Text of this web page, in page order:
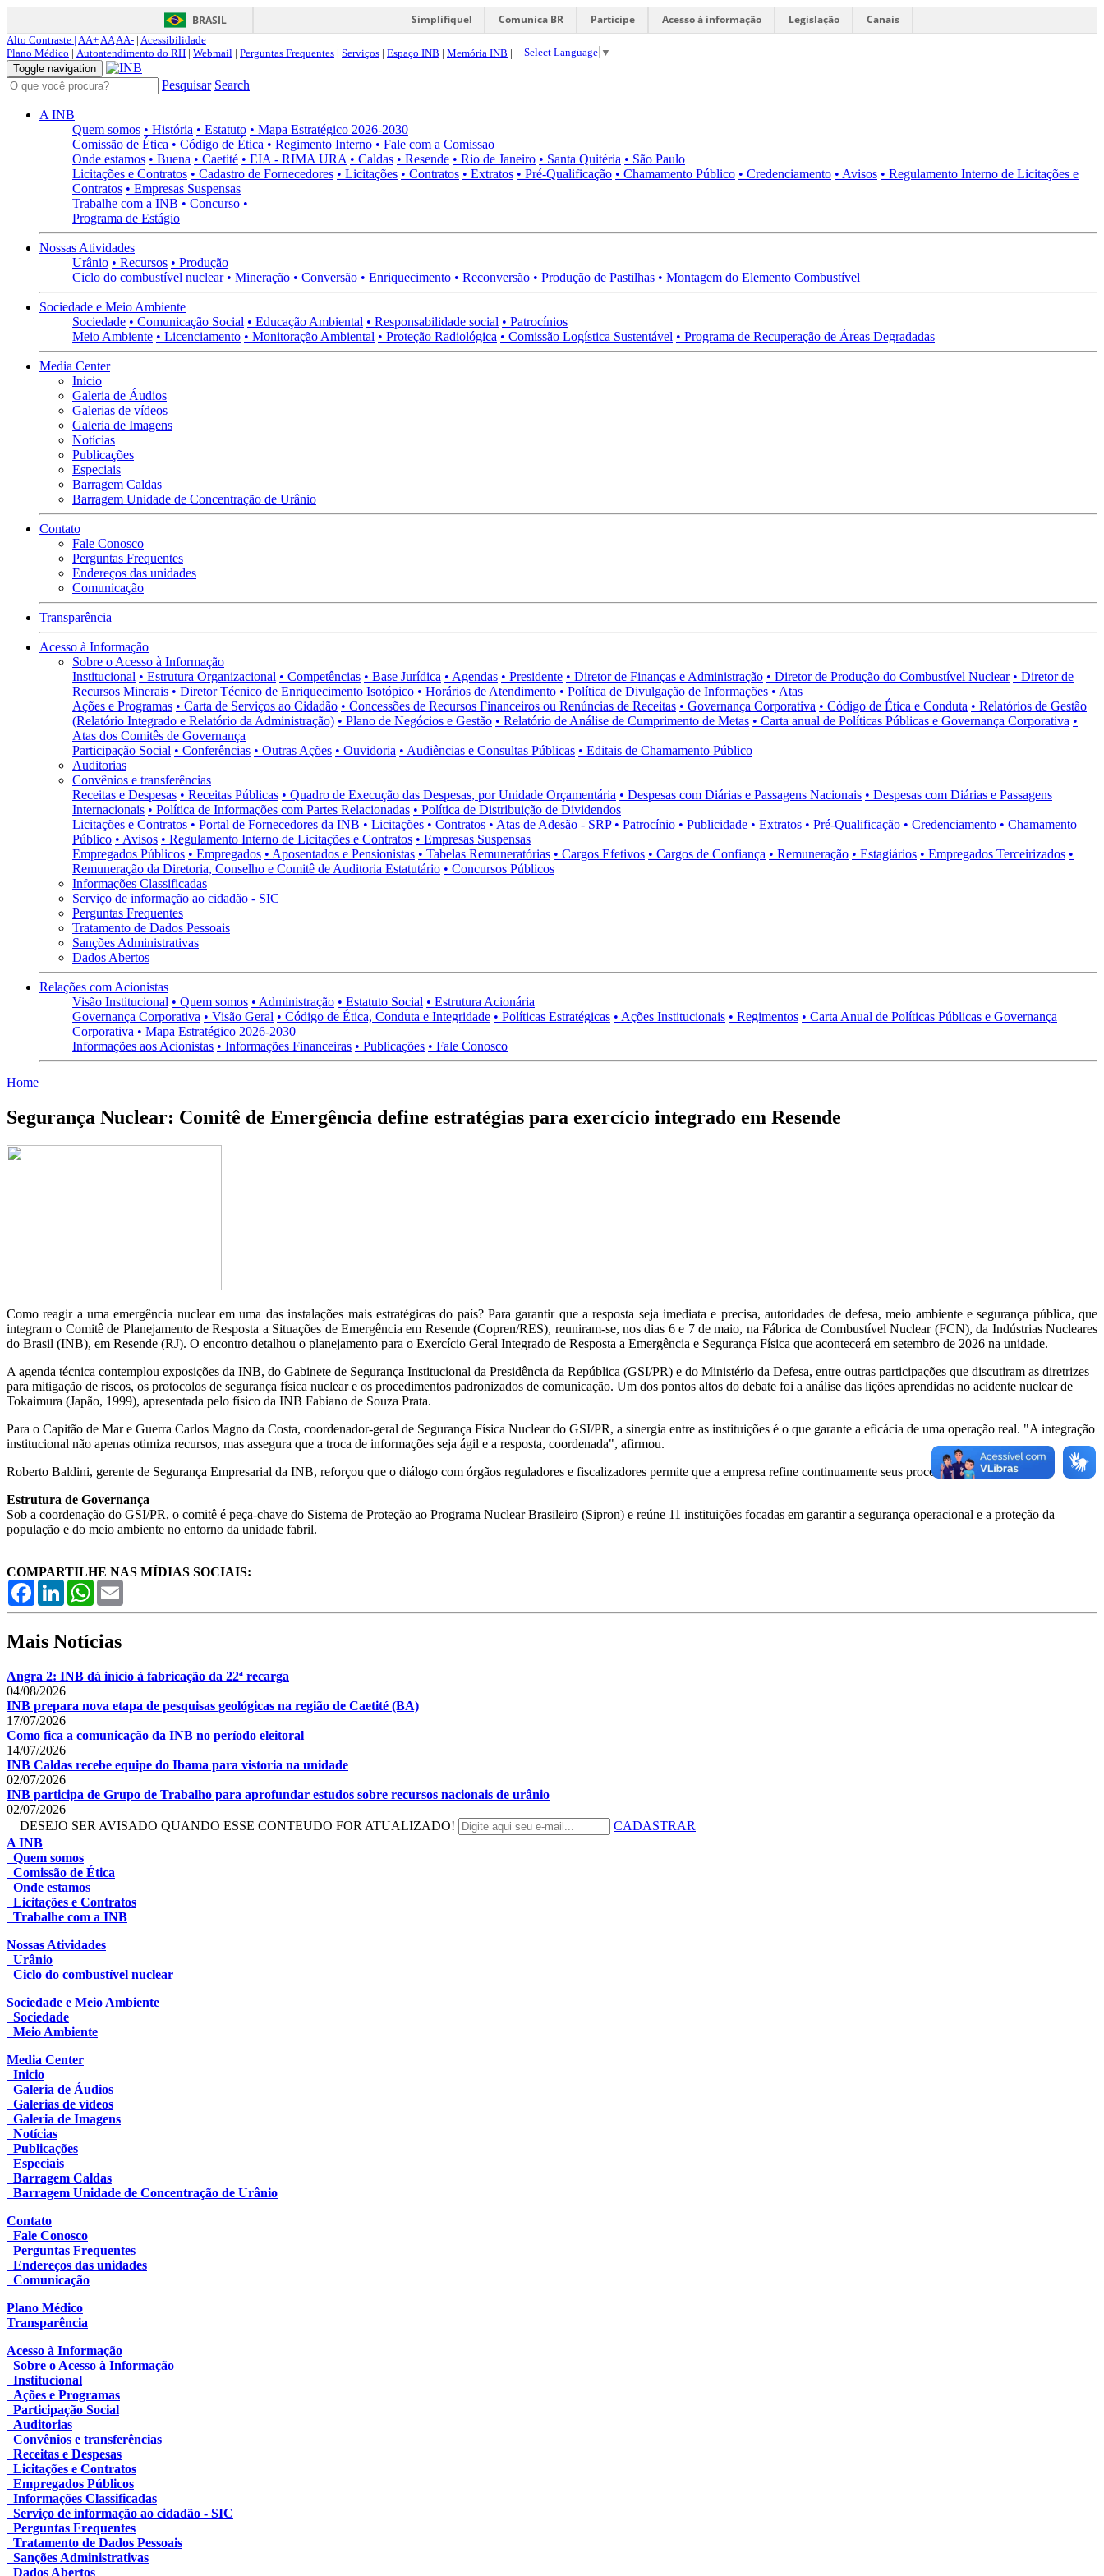
BRASIL Simplifique! Comunica BR Participe Acesso à informação Legislação Canais
Alto Contraste | AA+AAAA- | Acessibilidade
Plano Médico | Autoatendimento do RH | Webmail | Perguntas Frequentes | Serviços | Espaço INB | Memória INB | Select Language ▼
Toggle navigation
Pesquisar Search
A INB
Quem somos • História • Estatuto • Mapa Estratégico 2026-2030
Comissão de Ética • Código de Ética • Regimento Interno • Fale com a Comissao
Onde estamos • Buena • Caetité • EIA - RIMA URA • Caldas • Resende • Rio de Janeiro • Santa Quitéria • São Paulo
Licitações e Contratos • Cadastro de Fornecedores • Licitações • Contratos • Extratos • Pré-Qualificação • Chamamento Público • Credenciamento • Avisos • Regulamento Interno de Licitações e
Contratos • Empresas Suspensas
Trabalhe com a INB • Concurso •
Programa de Estágio
Nossas Atividades
Urânio • Recursos • Produção
Ciclo do combustível nuclear • Mineração • Conversão • Enriquecimento • Reconversão • Produção de Pastilhas • Montagem do Elemento Combustível
Sociedade e Meio Ambiente
Sociedade • Comunicação Social • Educação Ambiental • Responsabilidade social • Patrocínios
Meio Ambiente • Licenciamento • Monitoração Ambiental • Proteção Radiológica • Comissão Logística Sustentável • Programa de Recuperação de Áreas Degradadas
Media Center
Inicio
Galeria de Áudios
Galerias de vídeos
Galeria de Imagens
Notícias
Publicações
Especiais
Barragem Caldas
Barragem Unidade de Concentração de Urânio
Contato
Fale Conosco
Perguntas Frequentes
Endereços das unidades
Comunicação
Transparência
Acesso à Informação
Sobre o Acesso à Informação
Institucional • Estrutura Organizacional • Competências • Base Jurídica • Agendas • Presidente • Diretor de Finanças e Administração • Diretor de Produção do Combustível Nuclear • Diretor de
Recursos Minerais • Diretor Técnico de Enriquecimento Isotópico • Horários de Atendimento • Política de Divulgação de Informações • Atas
Ações e Programas • Carta de Serviços ao Cidadão • Concessões de Recursos Financeiros ou Renúncias de Receitas • Governança Corporativa • Código de Ética e Conduta • Relatórios de Gestão
(Relatório Integrado e Relatório da Administração) • Plano de Negócios e Gestão • Relatório de Análise de Cumprimento de Metas • Carta anual de Políticas Públicas e Governança Corporativa •
Atas dos Comitês de Governança
Participação Social • Conferências • Outras Ações • Ouvidoria • Audiências e Consultas Públicas • Editais de Chamamento Público
Auditorias
Convênios e transferências
Receitas e Despesas • Receitas Públicas • Quadro de Execução das Despesas, por Unidade Orçamentária • Despesas com Diárias e Passagens Nacionais • Despesas com Diárias e Passagens
Internacionais • Política de Informações com Partes Relacionadas • Política de Distribuição de Dividendos
Licitações e Contratos • Portal de Fornecedores da INB • Licitações • Contratos • Atas de Adesão - SRP • Patrocínio • Publicidade • Extratos • Pré-Qualificação • Credenciamento • Chamamento
Público • Avisos • Regulamento Interno de Licitações e Contratos • Empresas Suspensas
Empregados Públicos • Empregados • Aposentados e Pensionistas • Tabelas Remuneratórias • Cargos Efetivos • Cargos de Confiança • Remuneração • Estagiários • Empregados Terceirizados •
Remuneração da Diretoria, Conselho e Comitê de Auditoria Estatutário • Concursos Públicos
Informações Classificadas
Serviço de informação ao cidadão - SIC
Perguntas Frequentes
Tratamento de Dados Pessoais
Sanções Administrativas
Dados Abertos
Relações com Acionistas
Visão Institucional • Quem somos • Administração • Estatuto Social • Estrutura Acionária
Governança Corporativa • Visão Geral • Código de Ética, Conduta e Integridade • Políticas Estratégicas • Ações Institucionais • Regimentos • Carta Anual de Políticas Públicas e Governança
Corporativa • Mapa Estratégico 2026-2030
Informações aos Acionistas • Informações Financeiras • Publicações • Fale Conosco
Home
Segurança Nuclear: Comitê de Emergência define estratégias para exercício integrado em Resende
Como reagir a uma emergência nuclear em uma das instalações mais estratégicas do país? Para garantir que a resposta seja imediata e precisa, autoridades de defesa, meio ambiente e segurança pública, que
integram o Comitê de Planejamento de Resposta a Situações de Emergência em Resende (Copren/RES), reuniram-se, nos dias 6 e 7 de maio, na Fábrica de Combustível Nuclear (FCN), da Indústrias Nucleares
do Brasil (INB), em Resende (RJ). O encontro detalhou o planejamento para o Exercício Geral Integrado de Resposta a Emergência e Segurança Física que acontecerá em setembro de 2026 na unidade.
A agenda técnica contemplou exposições da INB, do Gabinete de Segurança Institucional da Presidência da República (GSI/PR) e do Ministério da Defesa, entre outras participações que discutiram as diretrizes
para mitigação de riscos, os protocolos de segurança física nuclear e os procedimentos padronizados de comunicação. Um dos pontos altos do debate foi a análise das lições aprendidas no acidente nuclear de
Tokaimura (Japão, 1999), apresentada pelo físico da INB Fabiano de Souza Prata.
Para o Capitão de Mar e Guerra Carlos Magno da Costa, coordenador-geral de Segurança Física Nuclear do GSI/PR, a sinergia entre as instituições é o que garante a eficácia de uma operação real. "A integração
institucional não apenas otimiza recursos, mas assegura que a troca de informações seja ágil e a resposta, coordenada", afirmou.
Roberto Baldini, gerente de Segurança Empresarial da INB, reforçou que o diálogo com órgãos reguladores e fiscalizadores permite que a empresa refine continuamente seus processos de proteção.
Estrutura de Governança
Sob a coordenação do GSI/PR, o comitê é peça-chave do Sistema de Proteção ao Programa Nuclear Brasileiro (Sipron) e reúne 11 instituições focadas em garantir a segurança operacional e a proteção da
população e do meio ambiente no entorno da unidade fabril.
COMPARTILHE NAS MÍDIAS SOCIAIS:
FacebookLinkedInWhatsApp
Mais Notícias
Angra 2: INB dá início à fabricação da 22ª recarga
04/08/2026
INB prepara nova etapa de pesquisas geológicas na região de Caetité (BA)
17/07/2026
Como fica a comunicação da INB no período eleitoral
14/07/2026
INB Caldas recebe equipe do Ibama para vistoria na unidade
02/07/2026
INB participa de Grupo de Trabalho para aprofundar estudos sobre recursos nacionais de urânio
02/07/2026
DESEJO SER AVISADO QUANDO ESSE CONTEUDO FOR ATUALIZADO!
CADASTRAR
A INB
Quem somos
Comissão de Ética
Onde estamos
Licitações e Contratos
Trabalhe com a INB
Nossas Atividades
Urânio
Ciclo do combustível nuclear
Sociedade e Meio Ambiente
Sociedade
Meio Ambiente
Media Center
Inicio
Galeria de Áudios
Galerias de vídeos
Galeria de Imagens
Notícias
Publicações
Especiais
Barragem Caldas
Barragem Unidade de Concentração de Urânio
Contato
Fale Conosco
Perguntas Frequentes
Endereços das unidades
Comunicação
Plano Médico
Transparência
Acesso à Informação
Sobre o Acesso à Informação
Institucional
Ações e Programas
Participação Social
Auditorias
Convênios e transferências
Receitas e Despesas
Licitações e Contratos
Empregados Públicos
Informações Classificadas
Serviço de informação ao cidadão - SIC
Perguntas Frequentes
Tratamento de Dados Pessoais
Sanções Administrativas
Dados Abertos